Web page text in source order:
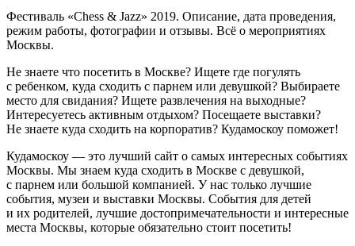
Фестиваль «Chess & Jazz» 2019. Описание, дата проведения,
режим работы, фотографии и отзывы. Всё о мероприятиях
Москвы.
Не знаете что посетить в Москве? Ищете где погулять
с ребенком, куда сходить с парнем или девушкой? Выбираете
место для свидания? Ищете развлечения на выходные?
Интересуетесь активным отдыхом? Посещаете выставки?
Не знаете куда сходить на корпоратив? Кудамоскоу поможет!
Кудамоскоу — это лучший сайт о самых интересных событиях
Москвы. Мы знаем куда сходить в Москве с девушкой,
с парнем или большой компанией. У нас только лучшие
события, музеи и выставки Москвы. События для детей
и их родителей, лучшие достопримечательности и интересные
места Москвы, которые обязательно стоит посетить!